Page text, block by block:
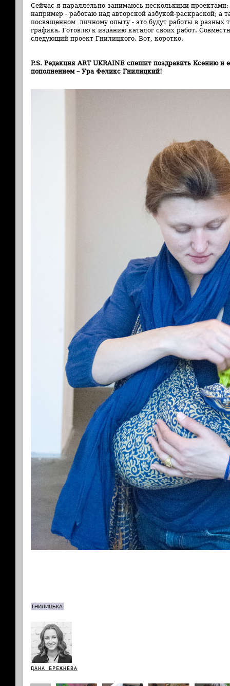
Сейчас я параллельно занимаюсь несколькими
например - работаю над авторской азбукой-раскраской; а
посвященном личному опыту - это будут работы в разных
графика. Готовлю к изданию каталог своих работ.
следующий проект Гнилицкого. Вот, коротко.
P.S. Редакция ART UKRAINE спешит поздравить Ксению и
пополнением – Ура Феликс Гнилицкий!
ГНИЛИЦЬКА
ДАНА БРЕЖНЕВА